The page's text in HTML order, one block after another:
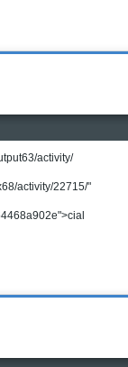
activity/
activity/22715/"